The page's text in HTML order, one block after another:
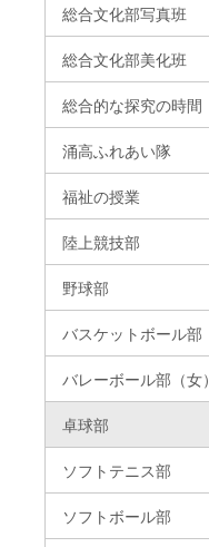
総合文化部写真班
総合文化部美化班
総合的な探究の時間
涌高ふれあい隊
福祉の授業
陸上競技部
野球部
バスケットボール部
バレーボール部（女）
卓球部
ソフトテニス部
ソフトボール部